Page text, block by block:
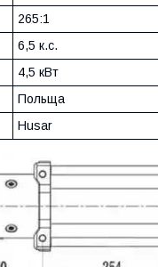
265:1
6,5 к.с.
4,5 кВт
Польща
Husar